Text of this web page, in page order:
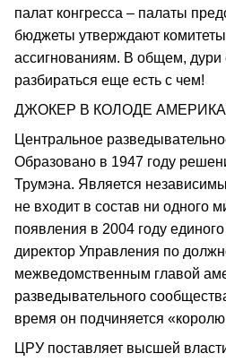
палат конгресса – палаты
бюджеты утверждают
ассигнованиям. В общем, дури
разбираться еще есть с чем!
ДЖОКЕР В КОЛОДЕ
Центральное
Образовано в 1947 году
Трумэна. Является
не входит в состав ни одного
появления в 2004 году
директор Управления по
межведомственным главой
разведывательного
время он подчиняется
ЦРУ поставляет высшей